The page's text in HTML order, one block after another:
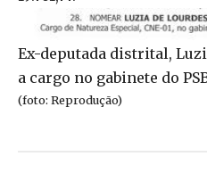
Ex-deputada distrital,
a cargo no gabinete do
(foto: Reprodução)